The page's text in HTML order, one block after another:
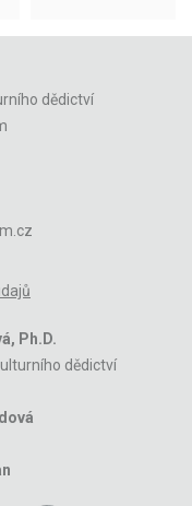
dědictví
Ph.D.
dědictví